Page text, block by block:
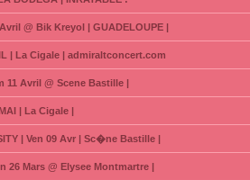
@ Bik Kreyol | GUADELOUPE |
| La Cigale | admiraltconcert.com
11 Avril @ Scene Bastille |
| La Cigale |
| Ven 09 Avr | Sc�ne Bastille |
26 Mars @ Elysee Montmartre |